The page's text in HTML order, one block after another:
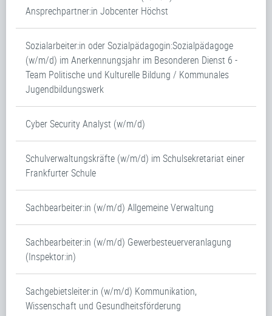
Ansprechpartner:in Jobcenter Höchst
Sozialarbeiter:in oder Sozialpädagogin:Sozialpädagoge
(w/m/d) im Anerkennungsjahr im Besonderen Dienst 6 -
Team Politische und Kulturelle Bildung / Kommunales
Jugendbildungswerk
Cyber Security Analyst (w/m/d)
Schulverwaltungskräfte (w/m/d) im Schulsekretariat einer
Frankfurter Schule
Sachbearbeiter:in (w/m/d) Allgemeine Verwaltung
Sachbearbeiter:in (w/m/d) Gewerbesteuerveranlagung
(Inspektor:in)
Sachgebietsleiter:in (w/m/d) Kommunikation,
Wissenschaft und Gesundheitsförderung